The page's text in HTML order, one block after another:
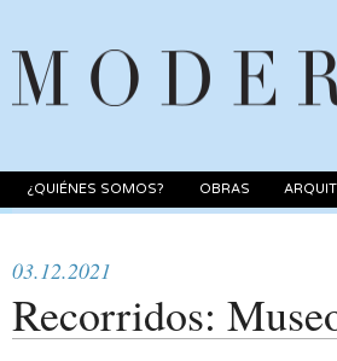
¿QUIÉNES SOMOS? OBRAS
03.12.2021
Recorridos: